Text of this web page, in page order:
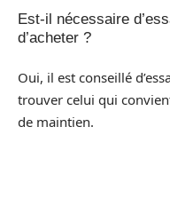
Est-il nécessaire
d’acheter ?
Oui, il est conseillé
trouver celui qui
de maintien.